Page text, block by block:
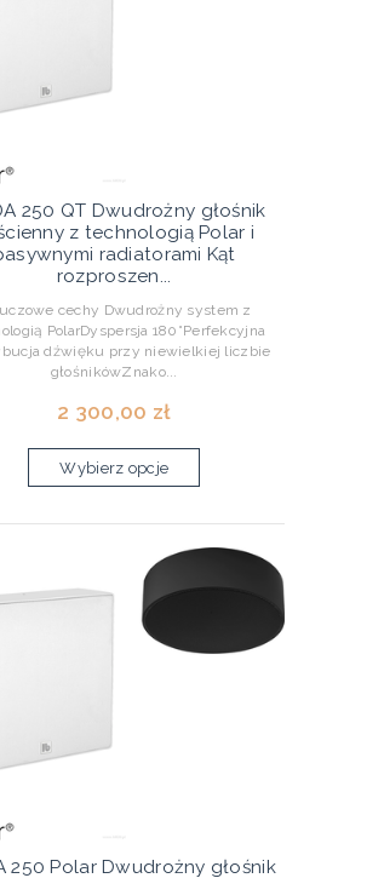
250 QT Dwudrożny głośnik
z technologią Polar i
radiatorami Kąt
rozproszen...
cechy Dwudrożny system z
PolarDyspersja 180°Perfekcyjna
dźwięku przy niewielkiej liczbie
głośnikówZnako...
2 300,00 zł
Wybierz opcje
250 Polar Dwudrożny głośnik